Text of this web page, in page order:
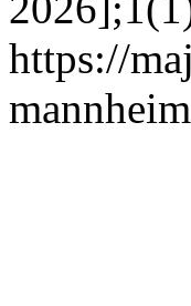
https://